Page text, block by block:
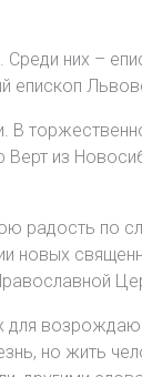
них –
епископ
В
из
радость по
но жить